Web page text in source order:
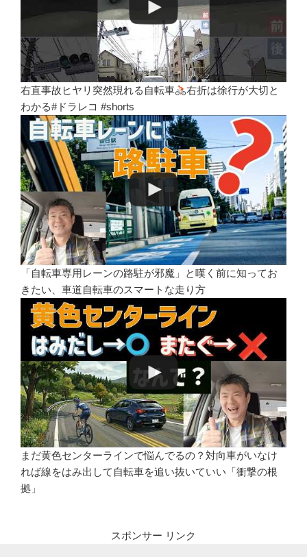
右直事故ヒヤリ突然現れる自転車
右折は徐行が大切と
わかる#ドラレコ #shorts
「自転車専用レーンの路駐が邪魔」と嘆く前に知ってお
きたい、車道自転車のスマートな走り方
まだ黄色センターラインで悩んでるの？対向車がいなけ
れば線をはみ出して自転車を追い抜いていい「衝撃の根
拠」
スポンサー リンク